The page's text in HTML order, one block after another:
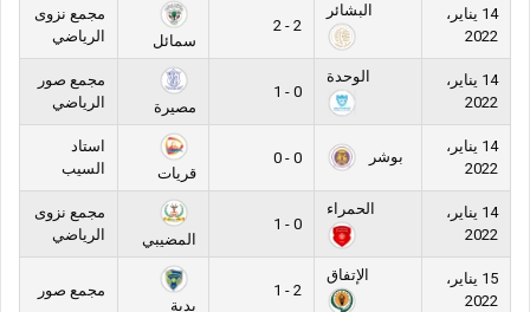
14 يناير،
2022
البشائر
2 - 2
سمائل
مجمع نزوى
الرياضي
14 يناير،
2022
الوحدة
0 - 1
مصيرة
مجمع صور
الرياضي
14 يناير،
2022
بوشر
0 - 0
قريات
استاد
السيب
14 يناير،
2022
الحمراء
0 - 1
المضيبي
مجمع نزوى
الرياضي
15 يناير،
2022
الإتفاق
2 - 1
بدية
مجمع صور